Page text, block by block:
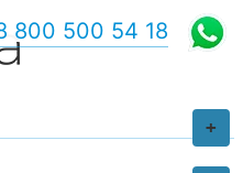
+
800 500 54 18